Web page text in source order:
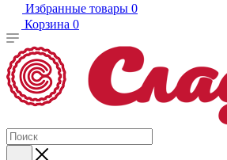
Избранные товары 0
Корзина 0